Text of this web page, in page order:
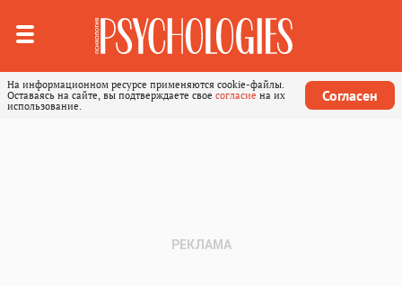
На информационном ресурсе применяются cookie-файлы.
Оставаясь на сайте, вы подтверждаете свое согласие на их
использование.
Согласен